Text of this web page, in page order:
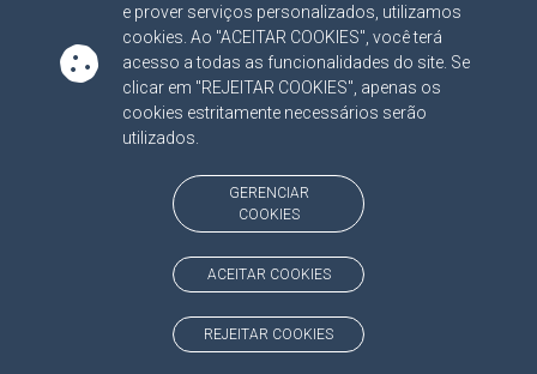
e prover serviços personalizados, utilizamos
cookies. Ao "ACEITAR COOKIES", você terá
acesso a todas as funcionalidades do site. Se
clicar em "REJEITAR COOKIES", apenas os
cookies estritamente necessários serão
utilizados.
GERENCIAR
COOKIES
ACEITAR COOKIES
REJEITAR COOKIES
CEP: 79031-310
SIGA NOSSAS REDES SOCIAIS
Linked InYoutube
Facebook
X Instagram
BAIXE NOSSO APLICATIVO
https://www.tce.ms.gov.br